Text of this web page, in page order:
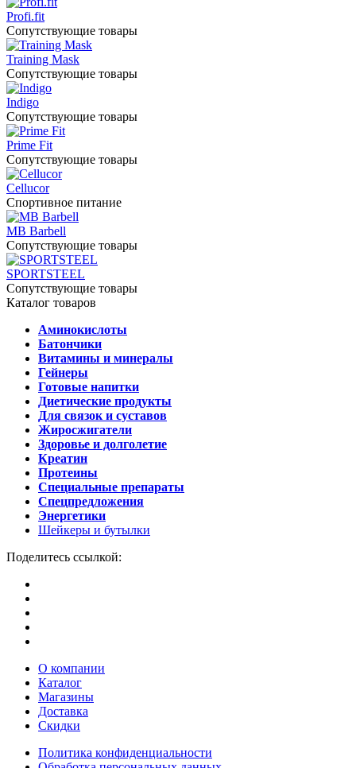
Profi.fit
Сопутствующие товары
Training Mask
Сопутствующие товары
Indigo
Сопутствующие товары
Prime Fit
Сопутствующие товары
Cellucor
Спортивное питание
MB Barbell
Сопутствующие товары
SPORTSTEEL
Сопутствующие товары
Каталог товаров
Аминокислоты
Батончики
Витамины и минералы
Гейнеры
Готовые напитки
Диетические продукты
Для связок и суставов
Жиросжигатели
Здоровье и долголетие
Креатин
Протеины
Специальные препараты
Спецпредложения
Энергетики
Шейкеры и бутылки
Поделитесь ссылкой:
О компании
Каталог
Магазины
Доставка
Скидки
Политика конфиденциальности